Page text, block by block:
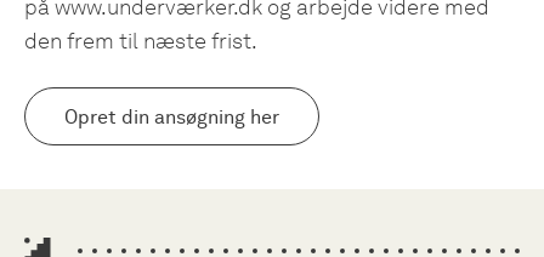
på www.underværker.dk og arbejde videre med
den frem til næste frist.
Opret din ansøgning her